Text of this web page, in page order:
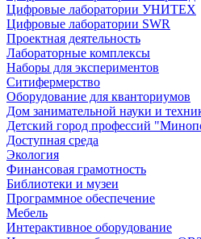
Цифровые лаборатории УНИТЕХ
Цифровые лаборатории SWR
Проектная деятельность
Лабораторные комплексы
Наборы для экспериментов
Ситифермерство
Оборудование для кванториумов
Дом занимательной науки и
Детский город профессий
Доступная среда
Экология
Финансовая грамотность
Библиотеки и музеи
Программное обеспечение
Мебель
Интерактивное оборудование